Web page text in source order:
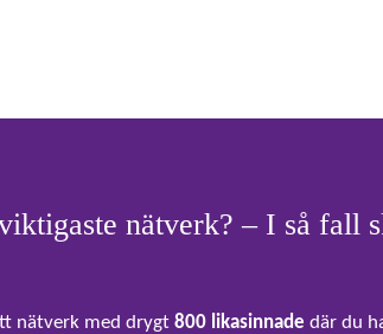
nätverk? – I så fall
nätverk med drygt 800 likasinnade där du